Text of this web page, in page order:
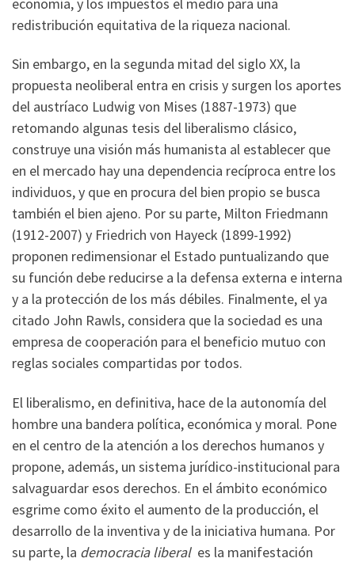
redistribución equitativa de la riqueza nacional.
Sin embargo, en la segunda mitad del siglo XX, la
propuesta neoliberal entra en crisis y surgen los aportes
del austríaco Ludwig von Mises (1887-1973) que
retomando algunas tesis del liberalismo clásico,
construye una visión más humanista al establecer que
en el mercado hay una dependencia recíproca entre los
individuos, y que en procura del bien propio se busca
también el bien ajeno. Por su parte, Milton Friedmann
(1912-2007) y Friedrich von Hayeck (1899-1992)
proponen redimensionar el Estado puntualizando que
su función debe reducirse a la defensa externa e interna
y a la protección de los más débiles. Finalmente, el ya
citado John Rawls, considera que la sociedad es una
empresa de cooperación para el beneficio mutuo con
reglas sociales compartidas por todos.
El liberalismo, en definitiva, hace de la autonomía del
hombre una bandera política, económica y moral. Pone
en el centro de la atención a los derechos humanos y
propone, además, un sistema jurídico-institucional para
salvaguardar esos derechos. En el ámbito económico
esgrime como éxito el aumento de la producción, el
desarrollo de la inventiva y de la iniciativa humana. Por
su parte, la democracia liberal es la manifestación